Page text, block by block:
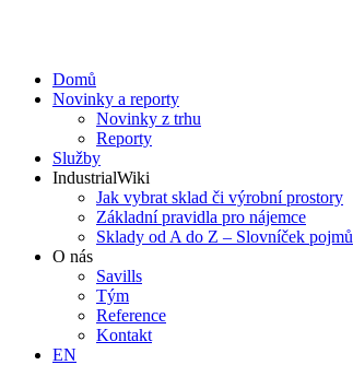
Domů
Novinky a reporty
Novinky z trhu
Reporty
Služby
IndustrialWiki
Jak vybrat sklad či výrobní prostory
Základní pravidla pro nájemce
Sklady od A do Z – Slovníček pojmů
O nás
Savills
Tým
Reference
Kontakt​
EN